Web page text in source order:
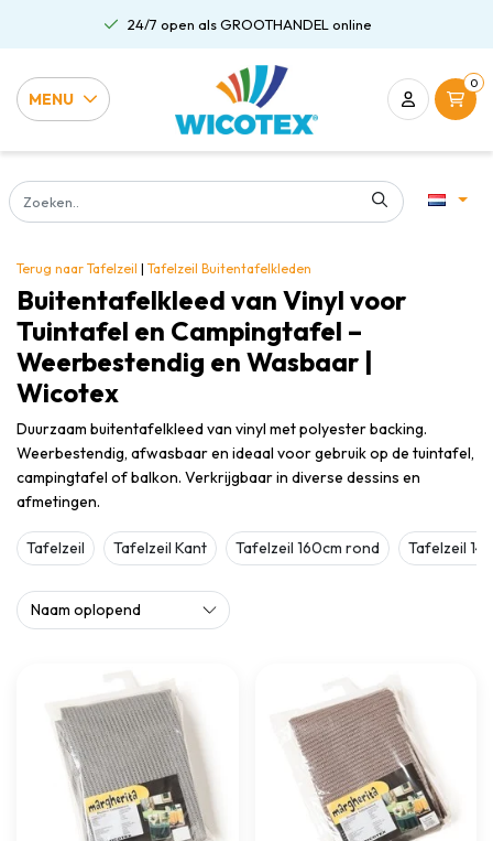
24/7 open als GROOTHANDEL online
MENU
0
Terug naar Tafelzeil | Tafelzeil Buitentafelkleden
Buitentafelkleed van Vinyl voor
Tuintafel en Campingtafel –
Weerbestendig en Wasbaar |
Wicotex
Duurzaam buitentafelkleed van vinyl met polyester backing.
Weerbestendig, afwasbaar en ideaal voor gebruik op de tuintafel,
campingtafel of balkon. Verkrijgbaar in diverse dessins en
afmetingen.
Tafelzeil Tafelzeil Kant Tafelzeil 160cm rond Tafelzeil